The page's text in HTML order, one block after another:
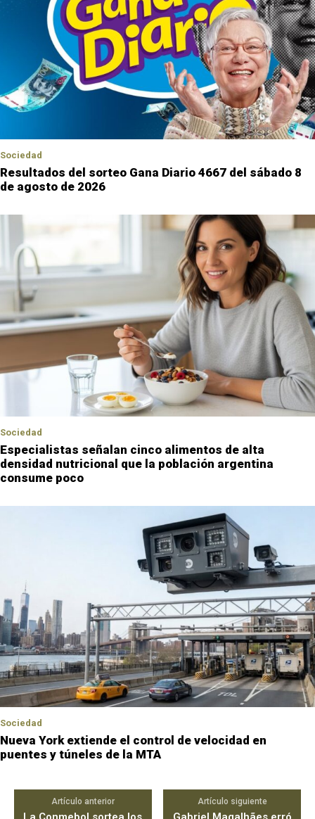
Sociedad
Resultados del sorteo Gana Diario 4667 del sábado 8
de agosto de 2026
Sociedad
Especialistas señalan cinco alimentos de alta
densidad nutricional que la población argentina
consume poco
Sociedad
Nueva York extiende el control de velocidad en
puentes y túneles de la MTA
Artículo anterior Artículo siguiente